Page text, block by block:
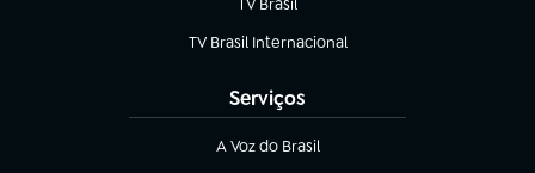
TV Brasil
(abre em nova aba)
TV Brasil Internacional
(abre em nova aba)
Serviços
A Voz do Brasil
(abre em nova aba)